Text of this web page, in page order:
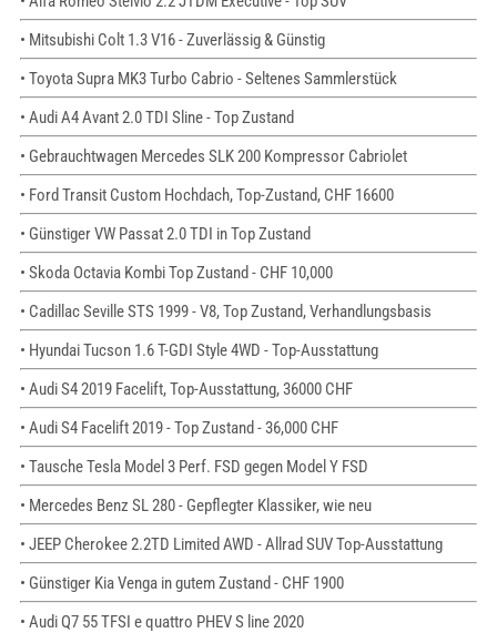
• Mitsubishi Colt 1.3 V16 - Zuverlässig & Günstig
• Toyota Supra MK3 Turbo Cabrio - Seltenes Sammlerstück
• Audi A4 Avant 2.0 TDI Sline - Top Zustand
• Gebrauchtwagen Mercedes SLK 200 Kompressor Cabriolet
• Ford Transit Custom Hochdach, Top-Zustand, CHF 16600
• Günstiger VW Passat 2.0 TDI in Top Zustand
• Skoda Octavia Kombi Top Zustand - CHF 10,000
• Cadillac Seville STS 1999 - V8, Top Zustand, Verhandlungsbasis
• Hyundai Tucson 1.6 T-GDI Style 4WD - Top-Ausstattung
• Audi S4 2019 Facelift, Top-Ausstattung, 36000 CHF
• Audi S4 Facelift 2019 - Top Zustand - 36,000 CHF
• Tausche Tesla Model 3 Perf. FSD gegen Model Y FSD
• Mercedes Benz SL 280 - Gepflegter Klassiker, wie neu
• JEEP Cherokee 2.2TD Limited AWD - Allrad SUV Top-Ausstattung
• Günstiger Kia Venga in gutem Zustand - CHF 1900
• Audi Q7 55 TFSI e quattro PHEV S line 2020